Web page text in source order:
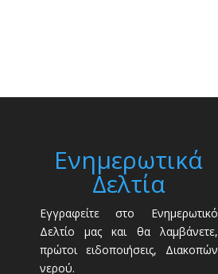
Ενημερωτικά
Δελτία
Εγγραφείτε στο Ενημερωτικό
Δελτίο μας και θα λαμβάνετε,
πρώτοι ειδοποιήσεις, Διακοπών
νερού.